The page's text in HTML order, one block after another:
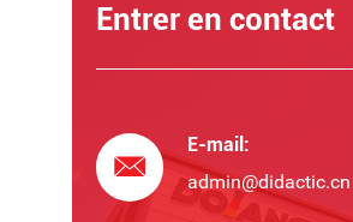
Entrer en contact
E-mail:
admin@didactic.cn